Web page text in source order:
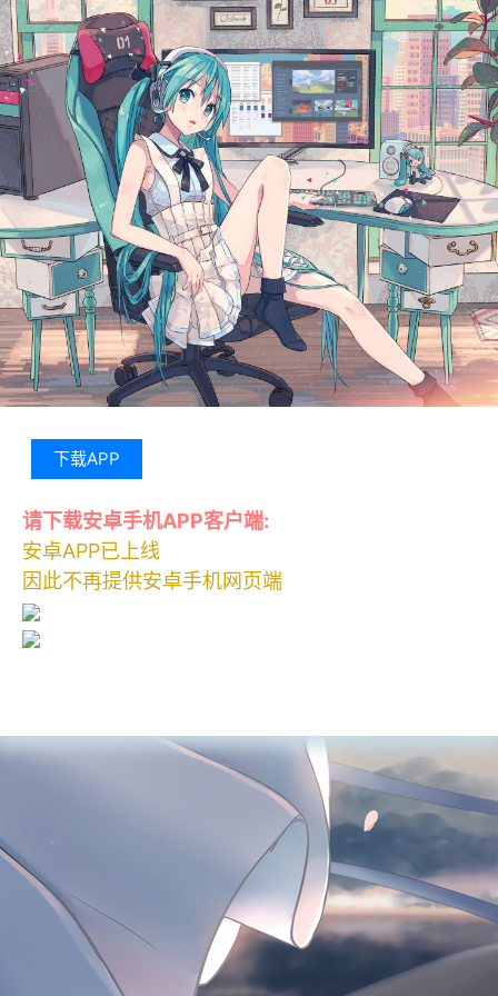
下载APP
请下载安卓手机APP客户端:
安卓APP已上线
因此不再提供安卓手机网页端